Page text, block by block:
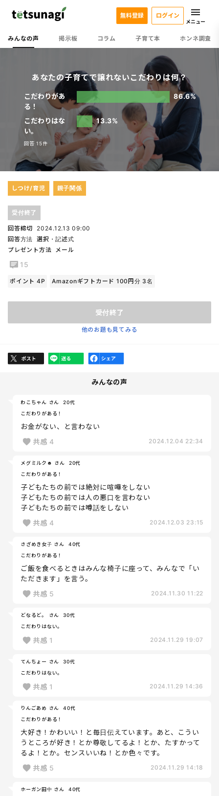
みんなの声 掲示板 コラム 子育て本 ホンネ調査
無料登録 ログイン
メニュー
あなたの子育てで譲れないこだわりは何？
こだわりがあ
る！
86.6%
こだわりはな
い。
13.3%
回答 15件
しつけ/育児 親子関係
受付終了
回答締切
2024.12.13 09:00
回答方法 選択・記述式
プレゼント方法
メール
15
ポイント 4P Amazonギフトカード 100円分 3名
受付終了
他のお題も見てみる
みんなの声
わこちゃん さん
20代
こだわりがある！
お金がない、と言わない
共感 4 2024.12.04 22:34
メグミルク☻ さん
20代
こだわりがある！
子どもたちの前では絶対に喧嘩をしない
子どもたちの前では人の悪口を言わない
子どもたちの前では噂話をしない
共感 4 2024.12.03 23:15
さざめき女子 さん
40代
こだわりがある！
ご飯を食べるときはみんな椅子に座って、みんなで「い
ただきます」を言う。
共感 5 2024.11.30 11:22
どなるど。 さん
30代
こだわりはない。
共感 1 2024.11.29 19:07
てんちょー さん
30代
こだわりはない。
共感 1 2024.11.29 14:36
りんごあめ さん
40代
こだわりがある！
大好き！かわいい！と毎日伝えています。あと、こうい
うところが好き！とか尊敬してるよ！とか、たすかって
るよ！とか。センスいいね！とか色々です。
共感 5 2024.11.29 14:18
ホーガン田中 さん
40代